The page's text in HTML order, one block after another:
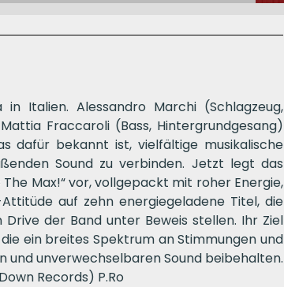
Italien. Alessandro Marchi (Schlagzeug,
Fraccaroli (Bass, Hintergrundgesang)
dafür bekannt ist, vielfältige musikalische
Sound zu verbinden. Jetzt legt das
Max!“ vor, vollgepackt mit roher Energie,
Attitüde auf zehn energiegeladene Titel, die
der Band unter Beweis stellen. Ihr Ziel
ein breites Spektrum an Stimmungen und
und unverwechselbaren Sound beibehalten.
Records) P.Ro